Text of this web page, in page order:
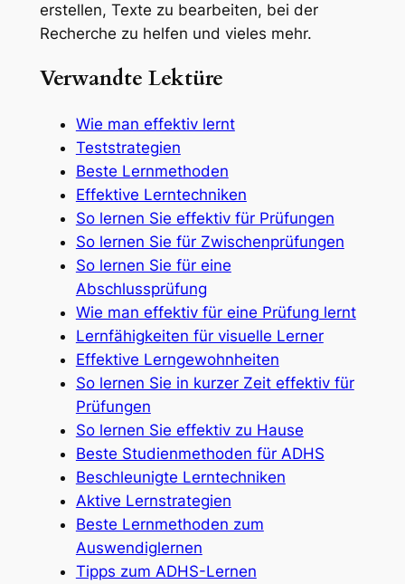
erstellen, Texte zu bearbeiten, bei der
Recherche zu helfen und vieles mehr.
Verwandte Lektüre
Wie man effektiv lernt
Teststrategien
Beste Lernmethoden
Effektive Lerntechniken
So lernen Sie effektiv für Prüfungen
So lernen Sie für Zwischenprüfungen
So lernen Sie für eine
Abschlussprüfung
Wie man effektiv für eine Prüfung lernt
Lernfähigkeiten für visuelle Lerner
Effektive Lerngewohnheiten
So lernen Sie in kurzer Zeit effektiv für
Prüfungen
So lernen Sie effektiv zu Hause
Beste Studienmethoden für ADHS
Beschleunigte Lerntechniken
Aktive Lernstrategien
Beste Lernmethoden zum
Auswendiglernen
Tipps zum ADHS-Lernen